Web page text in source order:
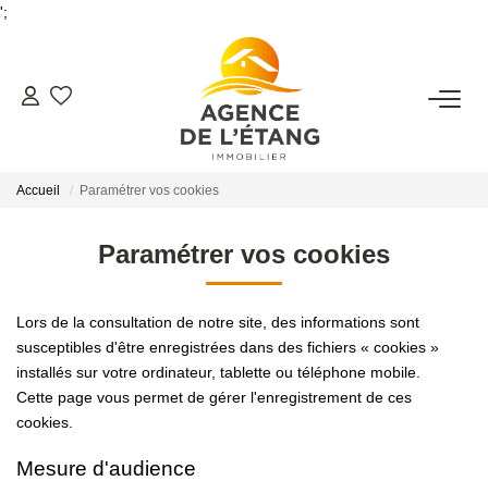
';
ACHETER
LOUER
ESTIMER
FAIRE GÉRER
Faire Gérer Son Bien
Accueil Paramétrer vos cookies
Paramétrer vos cookies
Lors de la consultation de notre site, des informations sont
susceptibles d'être enregistrées dans des fichiers « cookies »
installés sur votre ordinateur, tablette ou téléphone mobile.
Cette page vous permet de gérer l'enregistrement de ces
cookies.
Mesure d'audience